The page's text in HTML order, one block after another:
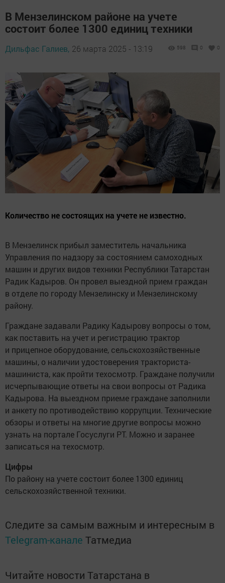
В Мензелинском районе на учете
состоит более 1300 единиц техники
Дильфас Галиев, 26 марта 2025 - 13:19 598 0 0
Количество не состоящих на учете не известно.
В Мензелинск прибыл заместитель начальника
Управления по надзору за состоянием самоходных
машин и других видов техники Республики Татарстан
Радик Кадыров. Он провел выездной прием граждан
в отделе по городу Мензелинску и Мензелинскому
району.
Граждане задавали Радику Кадырову вопросы о том,
как поставить на учет и регистрацию трактор
и прицепное оборудование, сельскохозяйственные
машины, о наличии удостоверения тракториста-
машиниста, как пройти техосмотр. Граждане получили
исчерпывающие ответы на свои вопросы от Радика
Кадырова. На выездном приеме граждане заполнили
и анкету по противодействию коррупции. Технические
обзоры и ответы на многие другие вопросы можно
узнать на портале Госуслуги РТ. Можно и заранее
записаться на техосмотр.
Цифры
По району на учете состоит более 1300 единиц
сельскохозяйственной техники.
Следите за самым важным и интересным в
Telegram-канале Татмедиа
Читайте новости Татарстана в